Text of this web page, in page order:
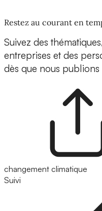
Restez au courant en
Suivez des
entreprises et des
dès que nous publions
changement climatique
Suivi